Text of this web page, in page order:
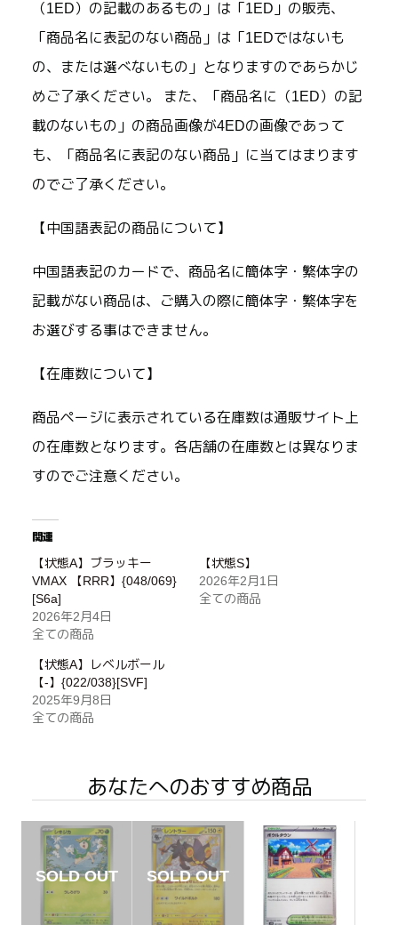
（1ED）の記載のあるもの」は「1ED」の販売、
「商品名に表記のない商品」は「1EDではないも
の、または選べないもの」となりますのであらかじ
めご了承ください。 また、「商品名に（1ED）の記
載のないもの」の商品画像が4EDの画像であって
も、「商品名に表記のない商品」に当てはまります
のでご了承ください。
【中国語表記の商品について】
中国語表記のカードで、商品名に簡体字・繁体字の
記載がない商品は、ご購入の際に簡体字・繁体字を
お選びする事はできません。
【在庫数について】
商品ページに表示されている在庫数は通販サイト上
の在庫数となります。各店舗の在庫数とは異なりま
すのでご注意ください。
関連
【状態A】ブラッキー
VMAX 【RRR】{048/069}
[S6a]
2026年2月4日
全ての商品
【状態S】
2026年2月1日
全ての商品
【状態A】レベルボール
【-】{022/038}[SVF]
2025年9月8日
全ての商品
あなたへのおすすめ商品